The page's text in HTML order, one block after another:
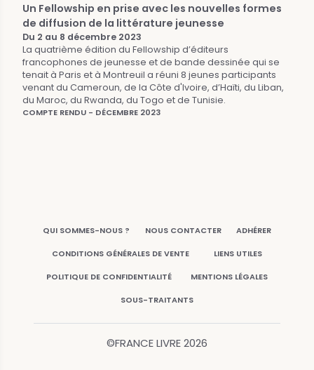
Un Fellowship en prise avec les nouvelles formes
de diffusion de la littérature jeunesse
Du 2 au 8 décembre 2023
La quatrième édition du Fellowship d’éditeurs
francophones de jeunesse et de bande dessinée qui se
tenait à Paris et à Montreuil a réuni 8 jeunes participants
venant du Cameroun, de la Côte d'Ivoire, d’Haïti, du Liban,
du Maroc, du Rwanda, du Togo et de Tunisie.
COMPTE RENDU - DÉCEMBRE 2023
QUI SOMMES-NOUS ? NOUS CONTACTER ADHÉRER
CONDITIONS GÉNÉRALES DE VENTE LIENS UTILES
POLITIQUE DE CONFIDENTIALITÉ MENTIONS LÉGALES
SOUS-TRAITANTS
©FRANCE LIVRE2026